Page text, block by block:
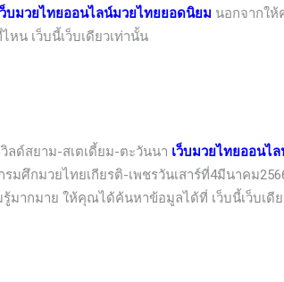
บมวยไทยออนไลน์มวยไทยยอดนิยม นอกจากให้
น เว็บนี้เว็บเดียวเท่านั้น
ลด์สยาม-สเตเดี้ยม-ตะวันนา เว็บมวยไทยออนไ
มศึกมวยไทยเกียรติ-เพชรวันเสาร์ที่4มีนาคม
รู้มากมาย ให้คุณได้ค้นหาข้อมูลได้ที่ เว็บนี้เว็บเดี